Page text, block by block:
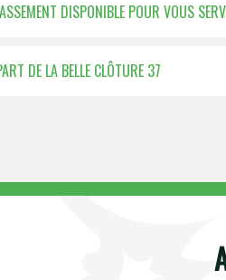
DISPONIBLE POUR VOUS
DE LA BELLE CLÔTURE 37